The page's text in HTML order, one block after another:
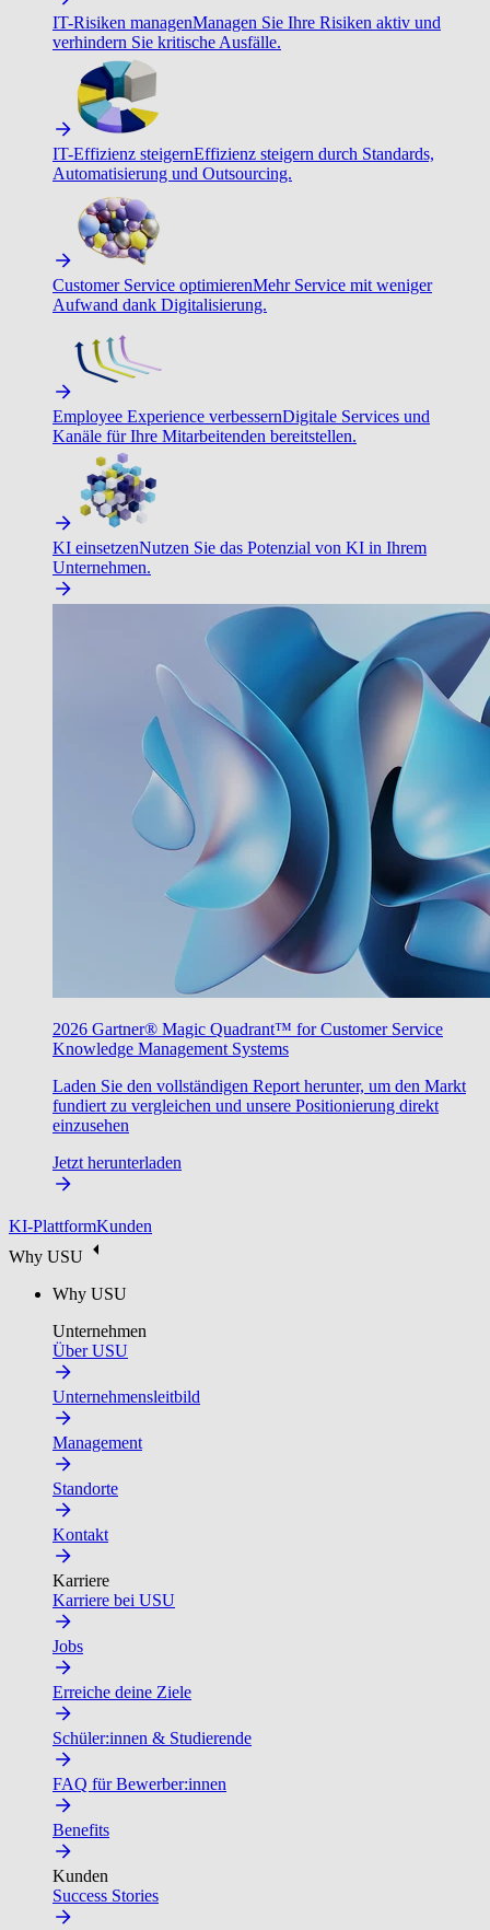
IT-Risiken managenManagen Sie Ihre Risiken aktiv und
verhindern Sie kritische Ausfälle.
IT-Effizienz steigernEffizienz steigern durch Standards,
Automatisierung und Outsourcing.
Customer Service optimierenMehr Service mit weniger
Aufwand dank Digitalisierung.
Employee Experience verbessernDigitale Services und
Kanäle für Ihre Mitarbeitenden bereitstellen.
KI einsetzenNutzen Sie das Potenzial von KI in Ihrem
Unternehmen.
2026 Gartner® Magic Quadrant™ for Customer Service
Knowledge Management Systems
Laden Sie den vollständigen Report herunter, um den Markt
fundiert zu vergleichen und unsere Positionierung direkt
einzusehen
Jetzt herunterladen
KI-PlattformKunden
Why USU
Why USU
Unternehmen
Über USU
Unternehmensleitbild
Management
Standorte
Kontakt
Karriere
Karriere bei USU
Jobs
Erreiche deine Ziele
Schüler:innen & Studierende
FAQ für Bewerber:innen
Benefits
Kunden
Success Stories